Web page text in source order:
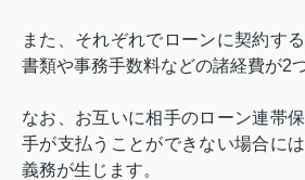
また、それぞれでローンに契約す
書類や事務手数料などの諸経費が2
なお、 お互いに相手のローン連帯
手が支払うことができない場合に
義務が生じます。